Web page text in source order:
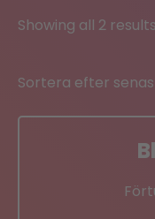
Showing all 2 results